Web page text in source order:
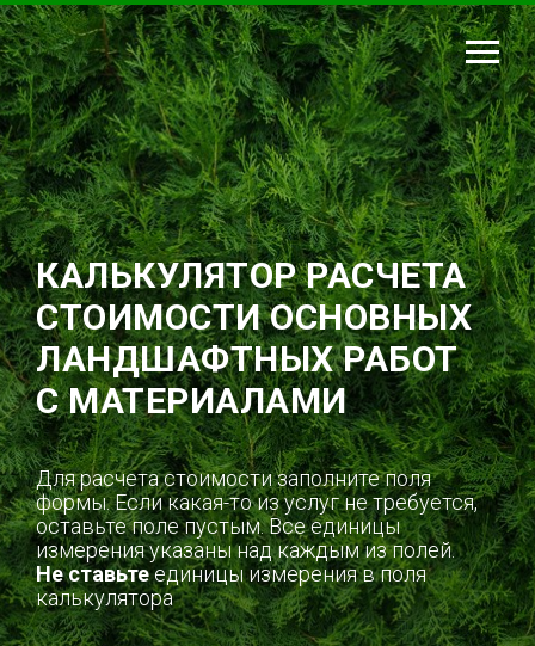
КАЛЬКУЛЯТОР РАСЧЕТА
СТОИМОСТИ ОСНОВНЫХ
ЛАНДШАФТНЫХ РАБОТ
С МАТЕРИАЛАМИ
Для расчета стоимости заполните поля
формы. Если какая-то из услуг не требуется,
оставьте поле пустым. Все единицы
измерения указаны над каждым из полей.
Не ставьтеединицы измерения в поля
калькулятора